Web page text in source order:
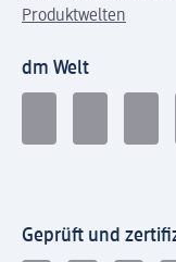
Produktwelten
dm Welt
Geprüft und